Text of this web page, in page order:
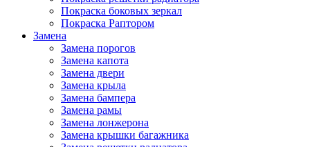
Покраска боковых зеркал
Покраска Раптором
Замена
Замена порогов
Замена капота
Замена двери
Замена крыла
Замена бампера
Замена рамы
Замена лонжерона
Замена крышки багажника